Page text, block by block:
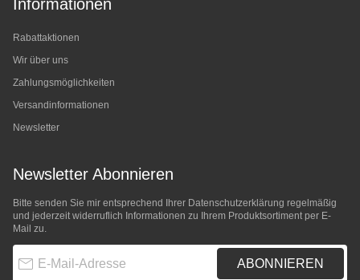
Informationen
Rabattaktionen
Wir über uns
Zahlungsmöglichkeiten
Versandinformationen
Newsletter
Newsletter Abonnieren
Bitte senden Sie mir entsprechend Ihrer Datenschutzerklärung regelmäßig
und jederzeit widerruflich Informationen zu Ihrem Produktsortiment per E-
Mail zu.
ABONNIEREN